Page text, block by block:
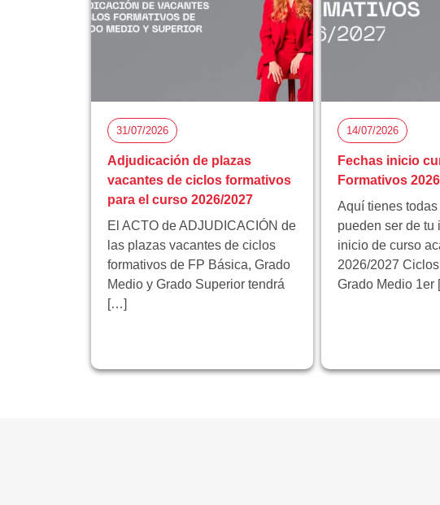
31/07/2026
Adjudicación de plazas
vacantes de ciclos formativos
para el curso 2026/2027
El ACTO de ADJUDICACIÓN de
las plazas vacantes de ciclos
formativos de FP Básica, Grado
Medio y Grado Superior tendrá
[…]
14/07/2026
Fechas inicio
Formativos
Aquí tienes
pueden ser de tu
inicio de curso
2026/2027
Grado Medio 1er